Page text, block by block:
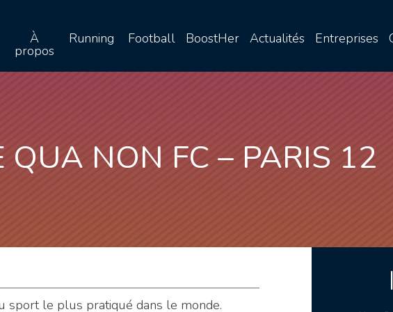
À
propos
Running Football BoostHer Actualités Entreprises
QUA NON FC – PARIS 12
sport le plus pratiqué dans le monde.